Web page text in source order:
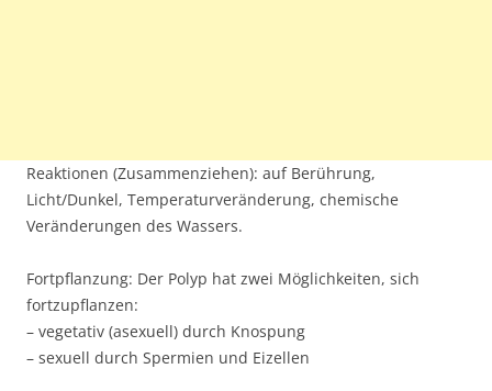
Reaktionen (Zusammenziehen): auf Berührung,
Licht/Dunkel, Temperaturveränderung, chemische
Veränderungen des Wassers.
Fortpflanzung: Der Polyp hat zwei Möglichkeiten, sich
fortzupflanzen:
– vegetativ (asexuell) durch Knospung
– sexuell durch Spermien und Eizellen